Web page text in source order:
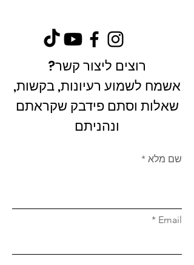
רוצים ליצור קשר?
אשמח לשמוע רעיונות, בקשות,
שאלות וסתם פידבק שקראתם
ונהניתם
שם מלא
Email